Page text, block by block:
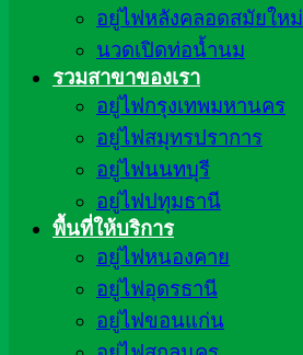
อยู่ไฟหลังคลอดสมัยใหม่
นวดเปิดท่อน้ำนม
รวมสาขาของเรา
อยู่ไฟกรุงเทพมหานคร
อยู่ไฟสมุทรปราการ
อยู่ไฟนนทบุรี
อยู่ไฟปทุมธานี
พื้นที่ให้บริการ
อยู่ไฟหนองคาย
อยู่ไฟอุดรธานี
อยู่ไฟขอนแก่น